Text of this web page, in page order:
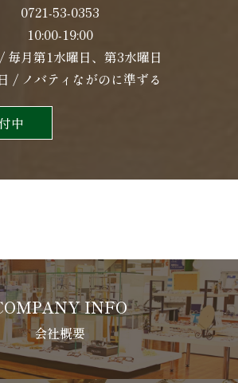
0721-53-0353
10:00-19:00
毎月第1水曜日、第3水曜日
/ ノバティながのに準ずる
中
INFO
会社概要